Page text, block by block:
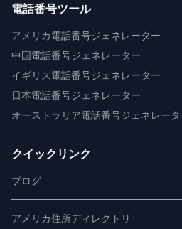
電話番号ツール
アメリカ電話番号ジェネレーター
中国電話番号ジェネレーター
イギリス電話番号ジェネレーター
日本電話番号ジェネレーター
オーストラリア電話番号ジェネレー
クイックリンク
ブログ
アメリカ住所ディレクトリ